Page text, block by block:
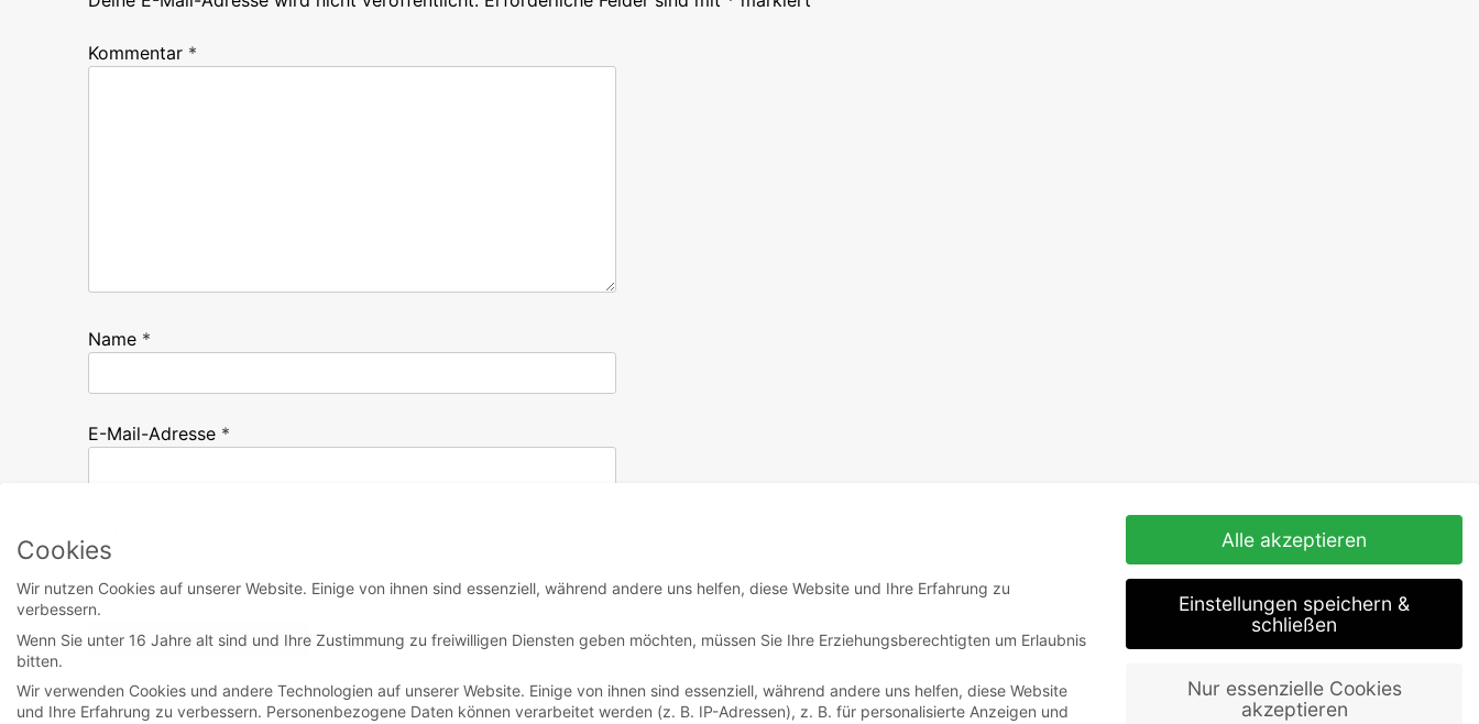
Kommentar *
Name *
E-Mail-Adresse *
Cookies
Wir nutzen Cookies auf unserer Website. Einige von ihnen sind essenziell, während andere uns helfen, diese Website und Ihre Erfahrung zu
verbessern.
Wenn Sie unter 16 Jahre alt sind und Ihre Zustimmung zu freiwilligen Diensten geben möchten, müssen Sie Ihre Erziehungsberechtigten um Erlaubnis
bitten.
Wir verwenden Cookies und andere Technologien auf unserer Website. Einige von ihnen sind essenziell, während andere uns helfen, diese Website
und Ihre Erfahrung zu verbessern. Personenbezogene Daten können verarbeitet werden (z. B. IP-Adressen), z. B. für personalisierte Anzeigen und
Alle akzeptieren
Einstellungen speichern &
schließen
Nur essenzielle Cookies
akzeptieren